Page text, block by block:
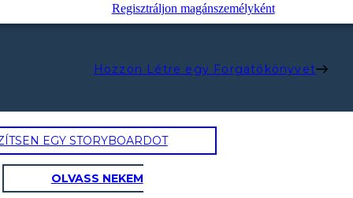
Regisztráljon magánszemélyként
Hozzon Létre egy Forgatókönyvet
EGY STORYBOARDOT
OLVASS NEKEM